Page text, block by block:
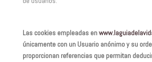
Las cookies empleadas en
únicamente con un Usuario anónimo y su
proporcionan referencias que permitan